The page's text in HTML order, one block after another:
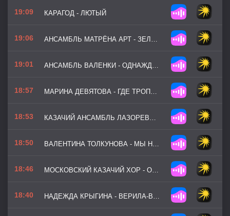
19:09 КАРАГОД - ЛЮТЫЙ
19:06 АНСАМБЛЬ МАТРЁНА АРТ - ЗЕЛЁНАЯ РОЩА
19:01 АНСАМБЛЬ ВАЛЕНКИ - ОДНАЖДЫ МОРЕМ Я ПЛЫЛА
18:57 МАРИНА ДЕВЯТОВА - ГДЕ ТРОПА ЗА РЕКОЙ ЗАПОРОШЕНА
18:53 КАЗАЧИЙ АНСАМБЛЬ ЛАЗОРЕВЫЙ ЦВЕТОК - СО БАЛТИЙСКОГО ВОЗМОРЬЯ
18:50 ВАЛЕНТИНА ТОЛКУНОВА - МЫ НА ЛОДОЧКЕ КАТАЛИСЬ
18:46 МОСКОВСКИЙ КАЗАЧИЙ ХОР - ОЙ МОРОЗ
18:40 НАДЕЖДА КРЫГИНА - ВЕРИЛА-ВЕРЮ